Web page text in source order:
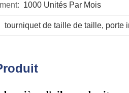
1000 Unités Par Mois
tourniquet de taille de taille, porte